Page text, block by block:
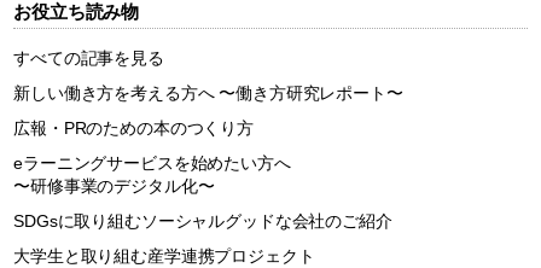
お役立ち読み物
すべての記事を見る
新しい働き方を考える方へ 〜働き方研究レポート〜
広報・PRのための本のつくり方
eラーニングサービスを始めたい方へ
〜研修事業のデジタル化〜
SDGsに取り組むソーシャルグッドな会社のご紹介
大学生と取り組む産学連携プロジェクト